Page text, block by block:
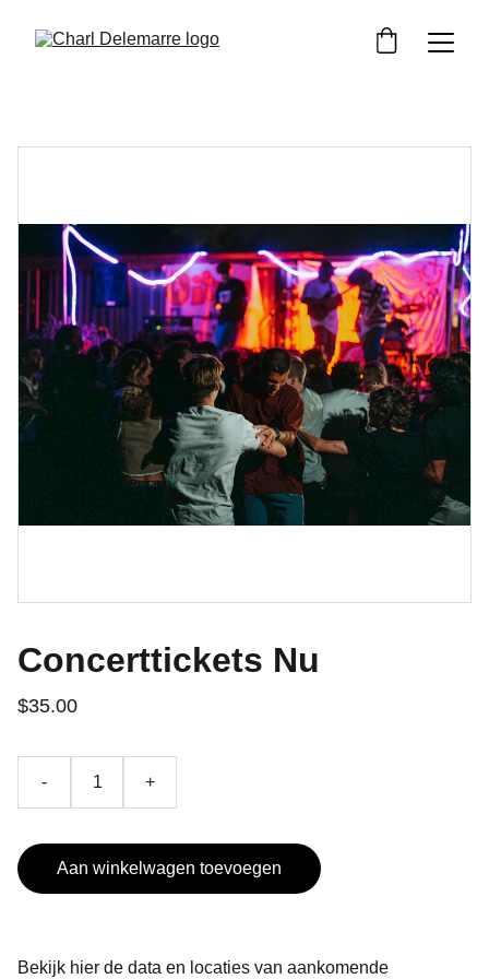
Concerttickets Nu
$35.00
- +
Aan winkelwagen toevoegen
Bekijk hier de data en locaties van aankomende